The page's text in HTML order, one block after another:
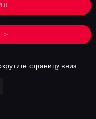
>
страницу вниз